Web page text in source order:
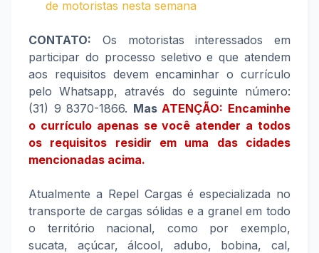
de motoristas nesta semana
CONTATO: Os motoristas interessados em
participar do processo seletivo e que atendem
aos requisitos devem encaminhar o currículo
pelo Whatsapp, através do seguinte número:
(31) 9 8370-1866. MasATENÇÃO: Encaminhe
o currículo apenas se você atender a todos
os requisitos residir em uma das cidades
mencionadas acima.
Atualmente a Repel Cargas é especializada no
transporte de cargas sólidas e a granel em todo
o território nacional, como por exemplo,
sucata, açúcar, álcool, adubo, bobina, cal,